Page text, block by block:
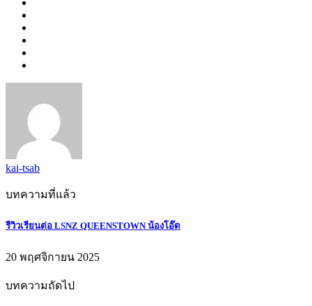
kai-tsab
บทความที่แล้ว
รีวิวเรียนต่อ LSNZ QUEENSTOWN น้องโอ๊ต
20 พฤศจิกายน 2025
บทความถัดไป